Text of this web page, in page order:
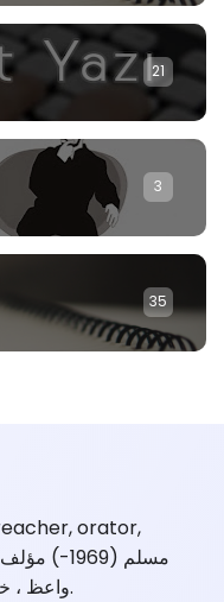
21
3
35
orator,
واعظ ، خطيب ، ناشط في مجال حقوق الإنسان.